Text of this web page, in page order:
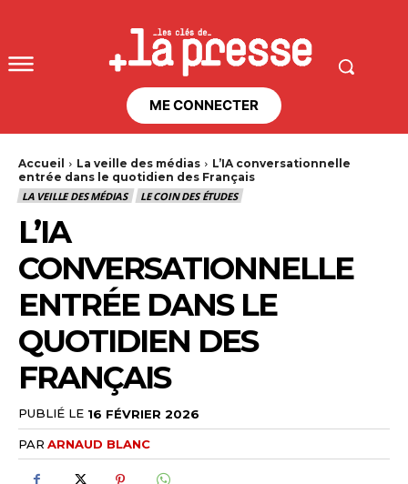
ME CONNECTER
Accueil La veille des médias
L’IA conversationnelle
entrée dans le quotidien des Français
LA VEILLE DES MÉDIAS
LE COIN DES ÉTUDES
L’IA
CONVERSATIONNELLE
ENTRÉE DANS LE
QUOTIDIEN DES
FRANÇAIS
PUBLIÉ LE 16 FÉVRIER 2026
PAR ARNAUD BLANC